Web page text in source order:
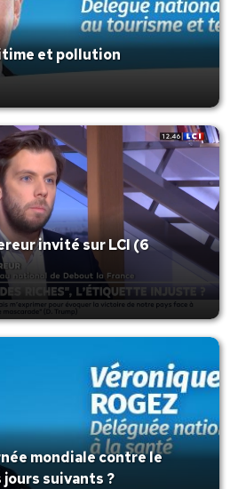
et pollution
invité sur LCI (6
mondiale contre le
suivants ?